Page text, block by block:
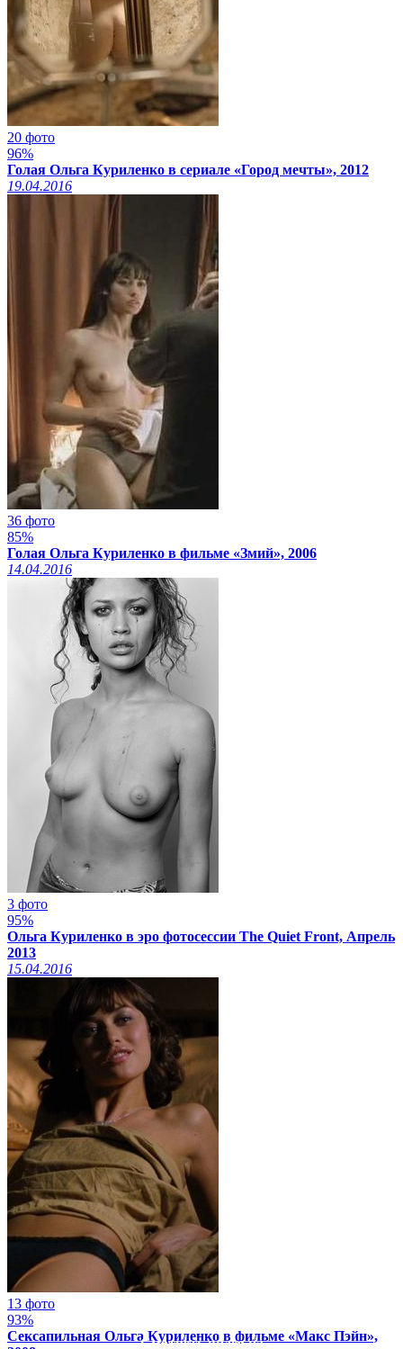
Смотреть видео на
20 фото
96%
Голая Ольга Куриленко в сериале «Город мечты», 2012
19.04.2016
36 фото
85%
Голая Ольга Куриленко в фильме «Змий», 2006
14.04.2016
3 фото
95%
Ольга Куриленко в эро фотосессии The Quiet Front, Апрель
2013
15.04.2016
13 фото
93%
Сексапильная Ольга Куриленко в фильме «Макс Пэйн»,